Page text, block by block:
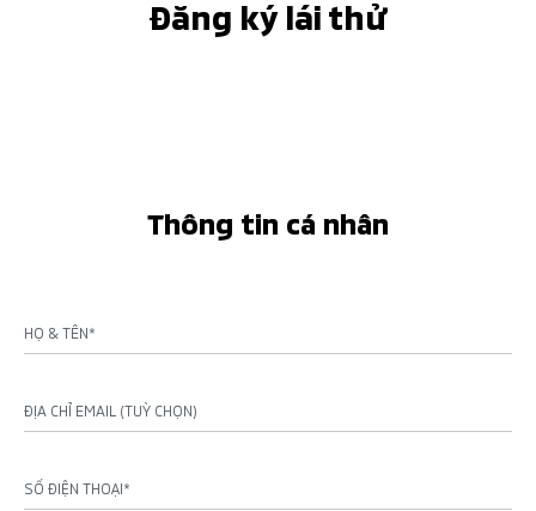
Đăng ký lái thử
Thông tin cá nhân
HỌ & TÊN*
ĐỊA CHỈ EMAIL (TUỲ CHỌN)
SỐ ĐIỆN THOẠI*